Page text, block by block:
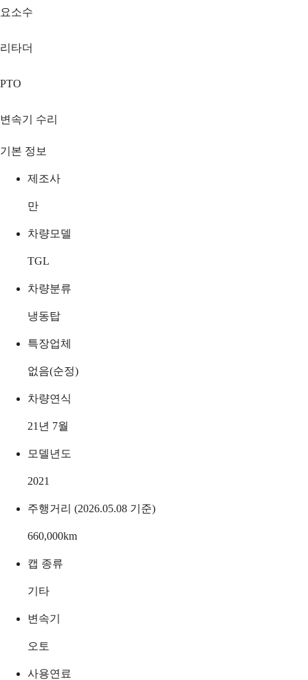
요소수
리타더
PTO
변속기 수리
기본 정보
제조사
만
차량모델
TGL
차량분류
냉동탑
특장업체
없음(순정)
차량연식
21년 7월
모델년도
2021
주행거리 (2026.05.08 기준)
660,000km
캡 종류
기타
변속기
오토
사용연료